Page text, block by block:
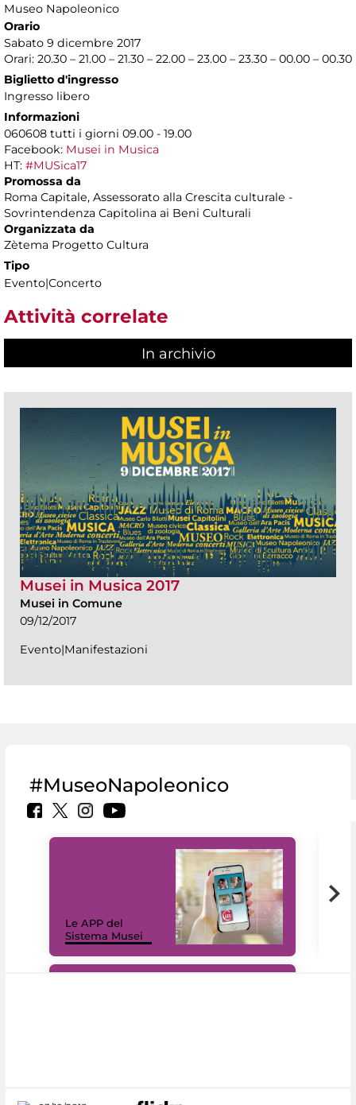
Museo Napoleonico
Orario
Sabato 9 dicembre 2017
Orari: 20.30 – 21.00 – 21.30 – 22.00 – 23.00 – 23.30 – 00.00 – 00.30
Biglietto d'ingresso
Ingresso libero
Informazioni
060608 tutti i giorni 09.00 - 19.00
Facebook: Musei in Musica
HT: #MUSica17
Promossa da
Roma Capitale, Assessorato alla Crescita culturale -
Sovrintendenza Capitolina ai Beni Culturali
Organizzata da
Zètema Progetto Cultura
Tipo
Evento|Concerto
Attività correlate
In archivio
Musei in Musica 2017
Musei in Comune
09/12/2017
Evento|Manifestazioni
#MuseoNapoleonico
Le APP del
Sistema Musei